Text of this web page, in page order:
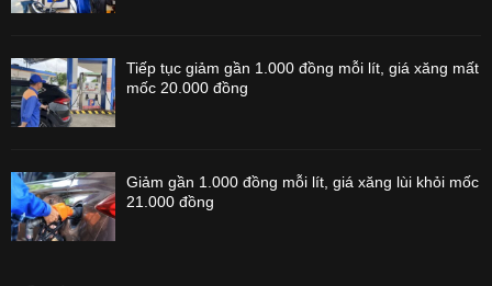
Tiếp tục giảm gần 1.000 đồng mỗi lít, giá xăng mất
mốc 20.000 đồng
Giảm gần 1.000 đồng mỗi lít, giá xăng lùi khỏi mốc
21.000 đồng